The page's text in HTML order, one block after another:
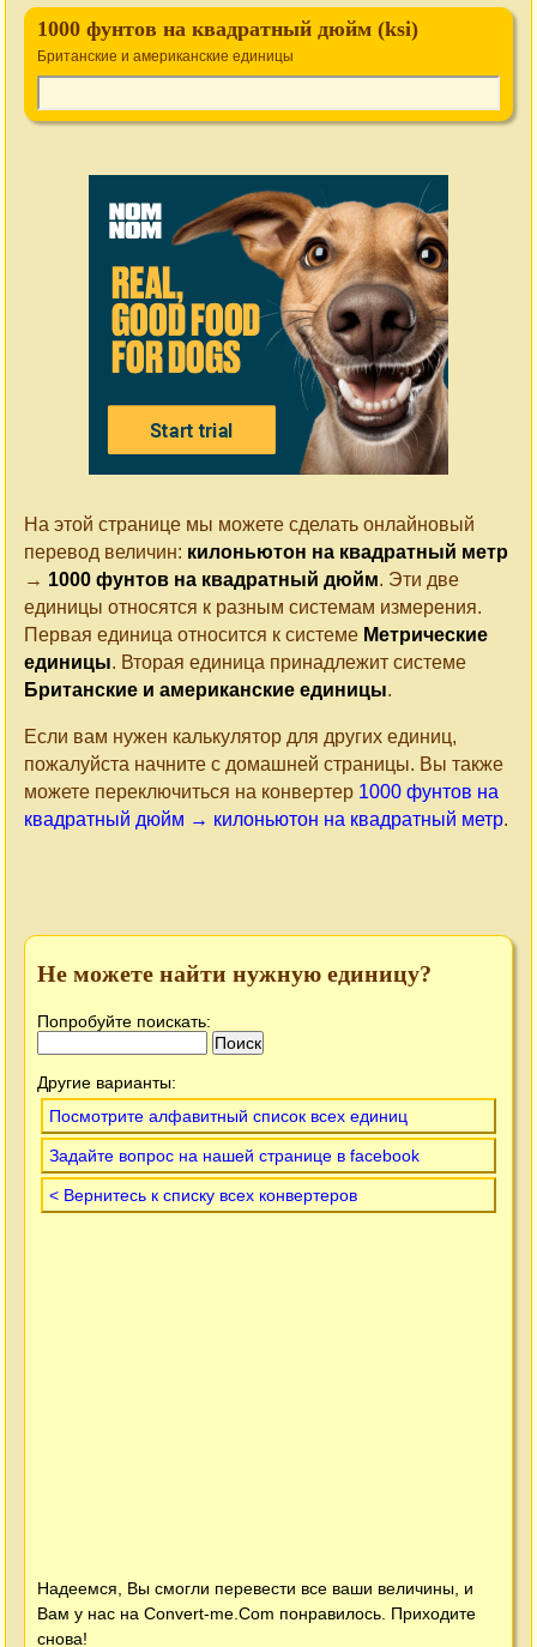
1000 фунтов на квадратный дюйм (ksi)
Британские и американские единицы
На этой странице мы можете сделать онлайновый
перевод величин: килоньютон на квадратный метр
→ 1000 фунтов на квадратный дюйм. Эти две
единицы относятся к разным системам измерения.
Первая единица относится к системе Метрические
единицы. Вторая единица принадлежит системе
Британские и американские единицы.
Если вам нужен калькулятор для других единиц,
пожалуйста начните с домашней страницы. Вы также
можете переключиться на конвертер 1000 фунтов на
квадратный дюйм → килоньютон на квадратный метр.
Не можете найти нужную единицу?
Попробуйте поискать:
Другие варианты:
Посмотрите алфавитный список всех единиц
Задайте вопрос на нашей странице в facebook
< Вернитесь к списку всех конвертеров
Надеемся, Вы смогли перевести все ваши величины, и
Вам у нас на Convert-me.Com понравилось. Приходите
снова!